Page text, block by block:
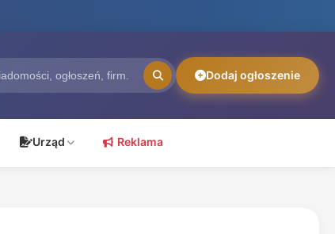
Dodaj ogłoszenie
Urząd Reklama